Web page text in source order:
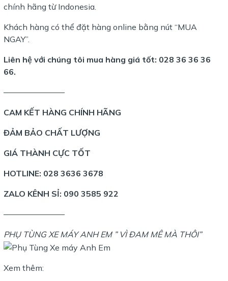
chính hãng từ Indonesia.
Khách hàng có thể đặt hàng online bằng nút “MUA
NGAY”.
Liên hệ với chúng tôi mua hàng giá tốt: 028 36 36 36
66.
———————–
CAM KẾT HÀNG CHÍNH HÃNG
ĐẢM BẢO CHẤT LƯỢNG
GIÁ THÀNH CỰC TỐT
HOTLINE: 028 3636 3678
ZALO KÊNH SỈ: 090 3585 922
———————–
PHỤ TÙNG XE MÁY ANH EM ” VÌ ĐAM MÊ MÀ THÔI”
Xem thêm: